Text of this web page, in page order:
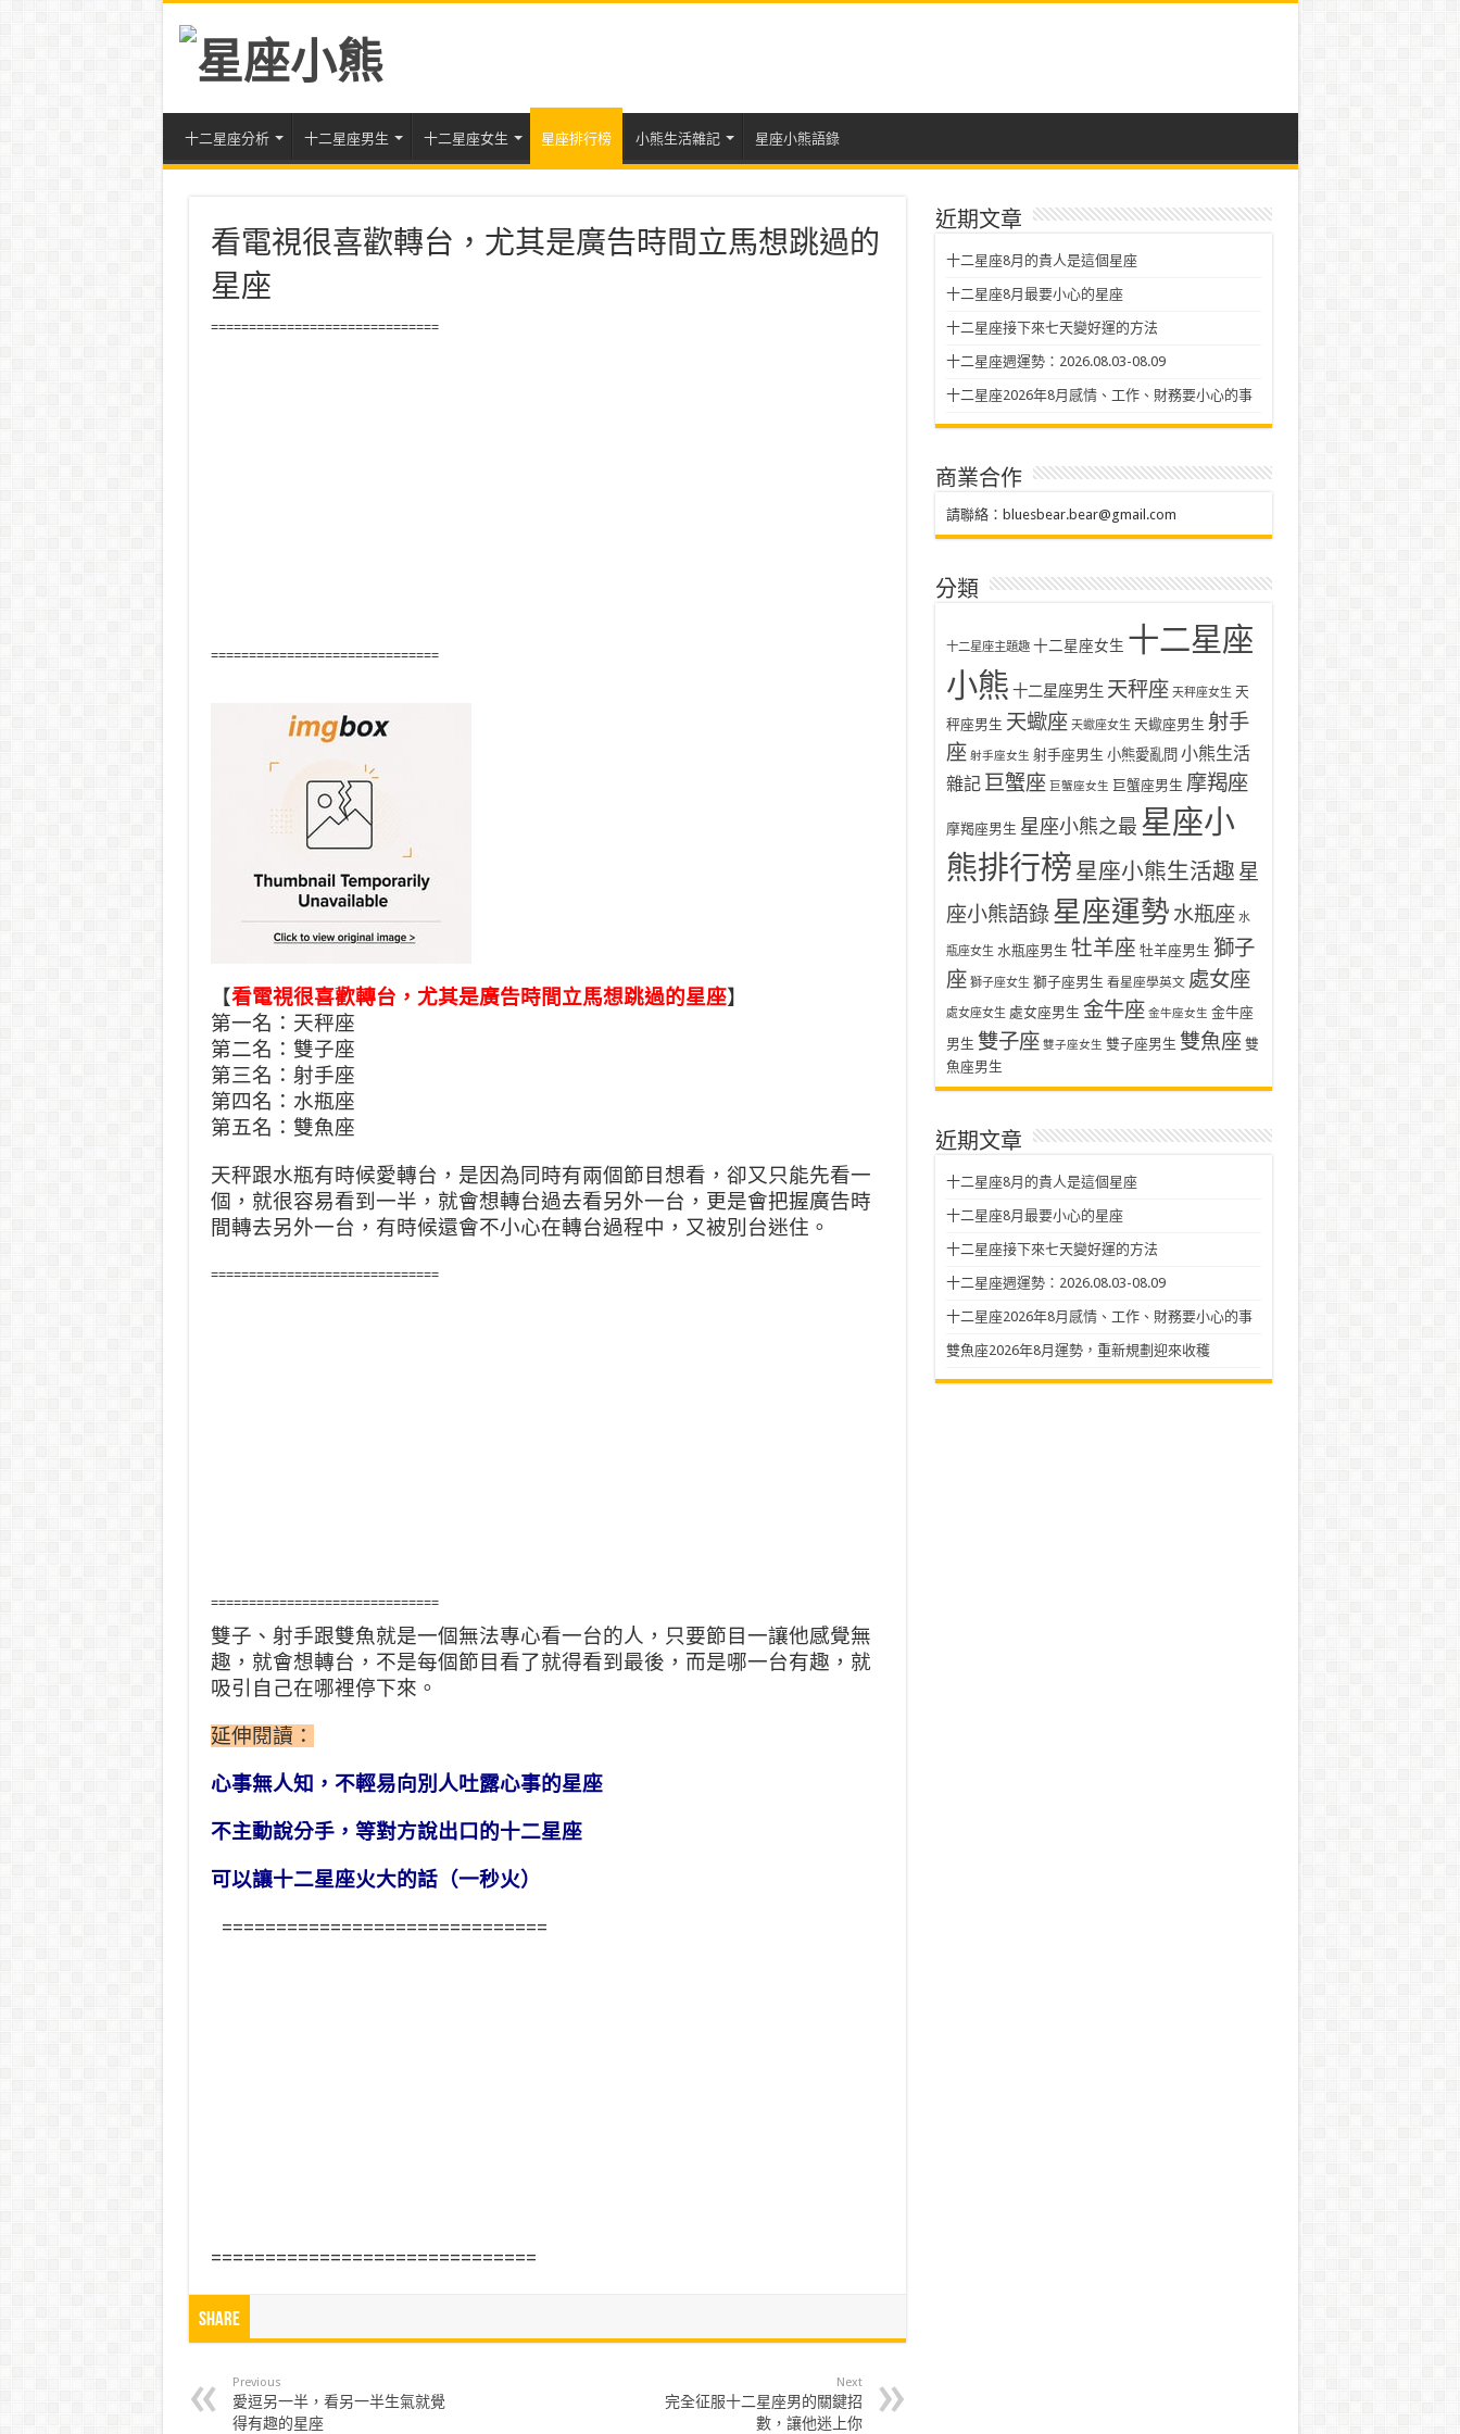
十二星座分析 十二星座男生 十二星座女生 星座排行榜 小熊生活雜記 星座小熊語錄
看電視很喜歡轉台，尤其是廣告時間立馬想跳過的
星座
==============================
==============================
【看電視很喜歡轉台，尤其是廣告時間立馬想跳過的星座】
第一名：天秤座
第二名：雙子座
第三名：射手座
第四名：水瓶座
第五名：雙魚座
天秤跟水瓶有時候愛轉台，是因為同時有兩個節目想看，卻又只能先看一
個，就很容易看到一半，就會想轉台過去看另外一台，更是會把握廣告時
間轉去另外一台，有時候還會不小心在轉台過程中，又被別台迷住。
==============================
==============================
雙子、射手跟雙魚就是一個無法專心看一台的人，只要節目一讓他感覺無
趣，就會想轉台，不是每個節目看了就得看到最後，而是哪一台有趣，就
吸引自己在哪裡停下來。
延伸閱讀：
心事無人知，不輕易向別人吐露心事的星座
不主動說分手，等對方說出口的十二星座
可以讓十二星座火大的話（一秒火）
==============================
==============================
Share
Previous
愛逗另一半，看另一半生氣就覺
得有趣的星座
Next
完全征服十二星座男的關鍵招
數，讓他迷上你
近期文章
十二星座8月的貴人是這個星座
十二星座8月最要小心的星座
十二星座接下來七天變好運的方法
十二星座週運勢：2026.08.03-08.09
十二星座2026年8月感情、工作、財務要小心的事
商業合作
請聯絡： bluesbear.bear@gmail.com
分類
十二星座主題趣 十二星座女生 十二星座
小熊 十二星座男生 天秤座 天秤座女生 天
秤座男生 天蠍座 天蠍座女生 天蠍座男生 射手
座 射手座女生 射手座男生 小熊愛亂問 小熊生活
雜記 巨蟹座 巨蟹座女生 巨蟹座男生 摩羯座
摩羯座男生 星座小熊之最 星座小
熊排行榜 星座小熊生活趣 星
座小熊語錄星座運勢 水瓶座 水
瓶座女生 水瓶座男生 牡羊座 牡羊座男生 獅子
座 獅子座女生 獅子座男生 看星座學英文 處女座
處女座女生 處女座男生 金牛座 金牛座女生 金牛座
男生 雙子座 雙子座女生 雙子座男生 雙魚座 雙
魚座男生
近期文章
十二星座8月的貴人是這個星座
十二星座8月最要小心的星座
十二星座接下來七天變好運的方法
十二星座週運勢：2026.08.03-08.09
十二星座2026年8月感情、工作、財務要小心的事
雙魚座2026年8月運勢，重新規劃迎來收穫